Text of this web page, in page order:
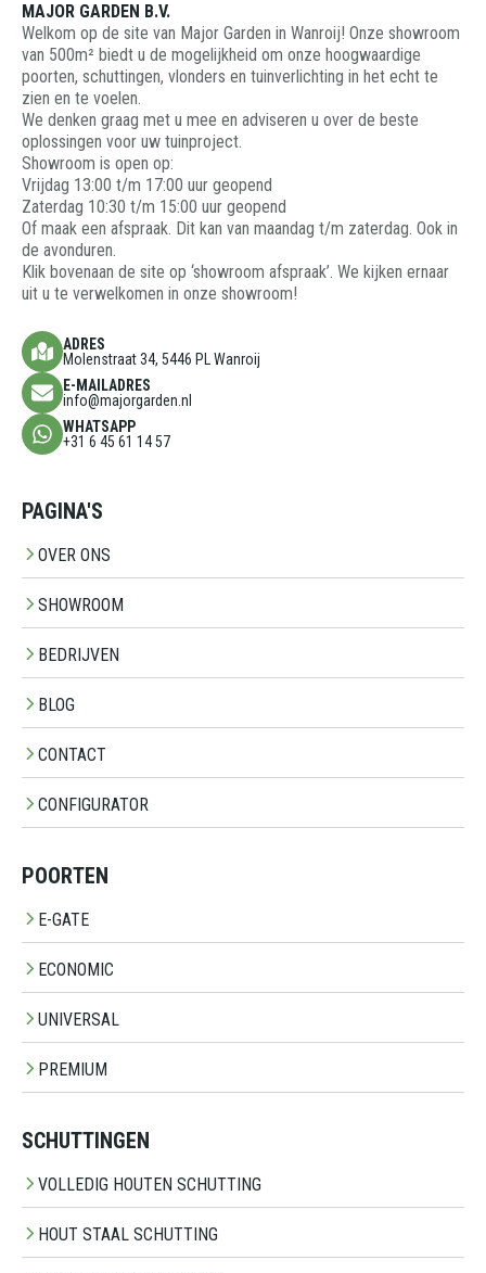
MAJOR GARDEN B.V.
Welkom op de site van Major Garden in Wanroij! Onze showroom
van 500m² biedt u de mogelijkheid om onze hoogwaardige
poorten, schuttingen, vlonders en tuinverlichting in het echt te
zien en te voelen.
We denken graag met u mee en adviseren u over de beste
oplossingen voor uw tuinproject.
Showroom is open op:
Vrijdag 13:00 t/m 17:00 uur geopend
Zaterdag 10:30 t/m 15:00 uur geopend
Of maak een afspraak. Dit kan van maandag t/m zaterdag. Ook in
de avonduren.
Klik bovenaan de site op ‘showroom afspraak’. We kijken ernaar
uit u te verwelkomen in onze showroom!
ADRES
Molenstraat 34, 5446 PL Wanroij
E-MAILADRES
info@majorgarden.nl
WHATSAPP
+31 6 45 61 14 57
PAGINA'S
OVER ONS
SHOWROOM
BEDRIJVEN
BLOG
CONTACT
CONFIGURATOR
POORTEN
E-GATE
ECONOMIC
UNIVERSAL
PREMIUM
SCHUTTINGEN
VOLLEDIG HOUTEN SCHUTTING
HOUT STAAL SCHUTTING